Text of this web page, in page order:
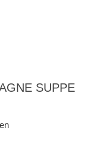
SUPPE